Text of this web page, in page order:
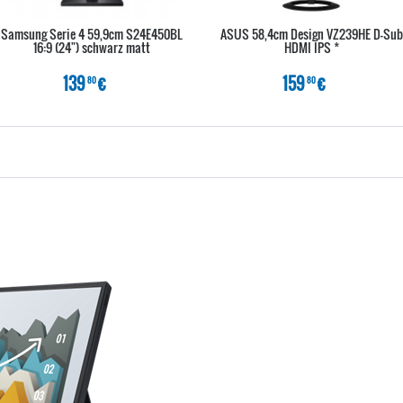
Samsung Serie 4 59,9cm S24E450BL
16:9 (24") schwarz matt
13980€
ASUS 58,4cm Design VZ239HE D-Sub
HDMI IPS *
15980€